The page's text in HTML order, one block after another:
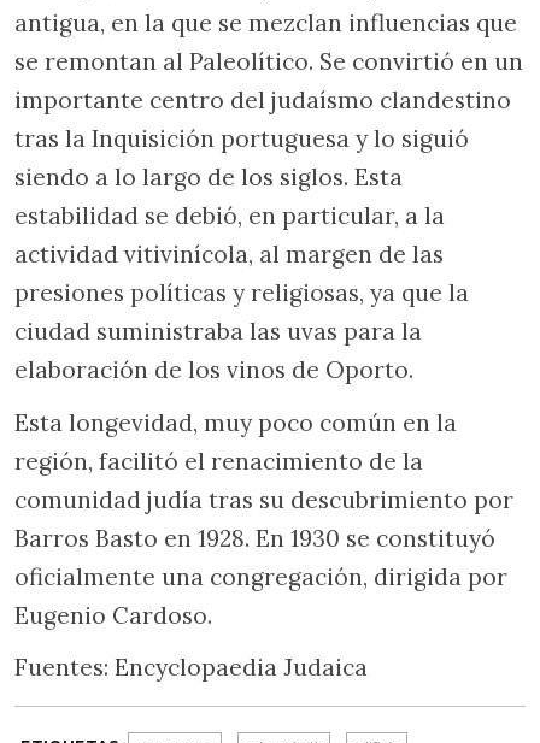
antigua, en la que se mezclan influencias que
se remontan al Paleolítico. Se convirtió en un
importante centro del judaísmo clandestino
tras la Inquisición portuguesa y lo siguió
siendo a lo largo de los siglos. Esta
estabilidad se debió, en particular, a la
actividad vitivinícola, al margen de las
presiones políticas y religiosas, ya que la
ciudad suministraba las uvas para la
elaboración de los vinos de Oporto.
Esta longevidad, muy poco común en la
región, facilitó el renacimiento de la
comunidad judía tras su descubrimiento por
Barros Basto en 1928. En 1930 se constituyó
oficialmente una congregación, dirigida por
Eugenio Cardoso.
Fuentes: Encyclopaedia Judaica